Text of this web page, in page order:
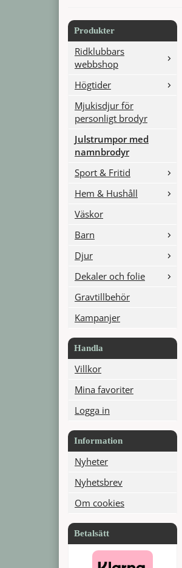
Produkter
Ridklubbars
webbshop
Högtider
Mjukisdjur för
personligt brodyr
Julstrumpor med
namnbrodyr
Sport & Fritid
Hem & Hushåll
Väskor
Barn
Djur
Dekaler och folie
Gravtillbehör
Kampanjer
Handla
Villkor
Mina favoriter
Logga in
Information
Nyheter
Nyhetsbrev
Om cookies
Betalsätt